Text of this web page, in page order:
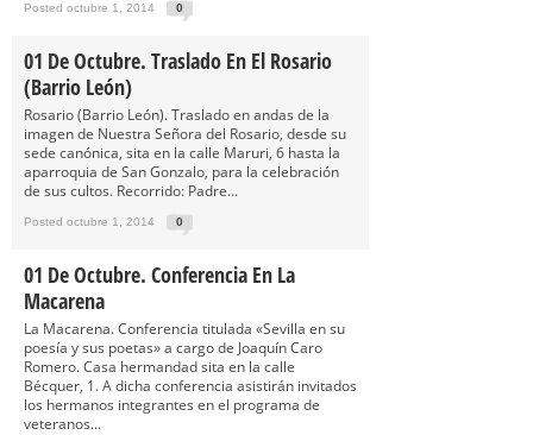
Posted octubre 1, 2014 0
01 De Octubre. Traslado En El Rosario
(Barrio León)
Rosario (Barrio León). Traslado en andas de la
imagen de Nuestra Señora del Rosario, desde su
sede canónica, sita en la calle Maruri, 6 hasta la
aparroquia de San Gonzalo, para la celebración
de sus cultos. Recorrido: Padre...
Posted octubre 1, 2014 0
01 De Octubre. Conferencia En La
Macarena
La Macarena. Conferencia titulada «Sevilla en su
poesía y sus poetas» a cargo de Joaquín Caro
Romero. Casa hermandad sita en la calle
Bécquer, 1. A dicha conferencia asistirán invitados
los hermanos integrantes en el programa de
veteranos...